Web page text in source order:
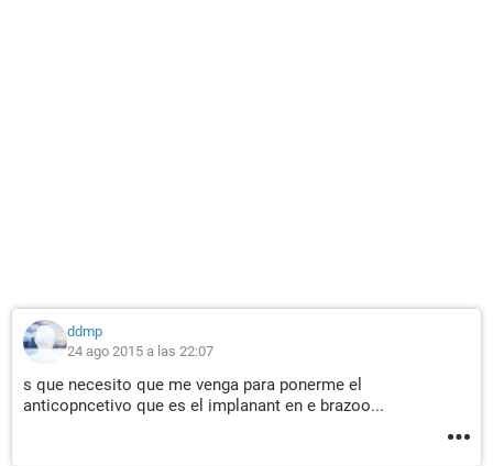
ddmp
24 ago 2015 a las 22:07
s que necesito que me venga para ponerme el
anticopncetivo que es el implanant en e brazoo...